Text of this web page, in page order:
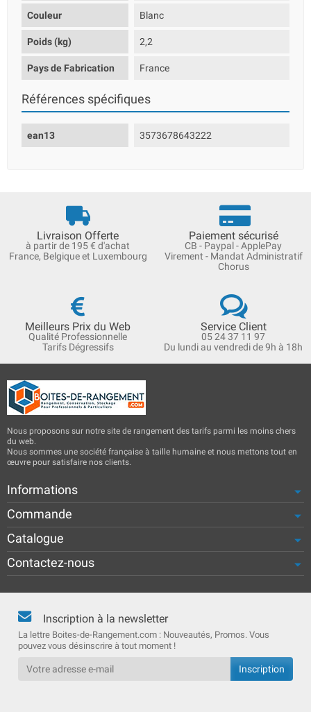
Couleur Blanc
Poids (kg) 2,2
Pays de Fabrication France
Références spécifiques
ean13 3573678643222
Livraison Offerte
à partir de 195 € d'achat
France, Belgique et Luxembourg
Paiement sécurisé
CB - Paypal - ApplePay
Virement - Mandat Administratif
Chorus
Meilleurs Prix du Web
Qualité Professionnelle
Tarifs Dégressifs
Service Client
05 24 37 11 97
Du lundi au vendredi de 9h à 18h
Nous proposons sur notre site de rangement des tarifs parmi les moins chers
du web.
Nous sommes une société française à taille humaine et nous mettons tout en
œuvre pour satisfaire nos clients.
Informations
Commande
Catalogue
Contactez-nous
Inscription à la newsletter
La lettre Boites-de-Rangement.com : Nouveautés, Promos. Vous
pouvez vous désinscrire à tout moment !